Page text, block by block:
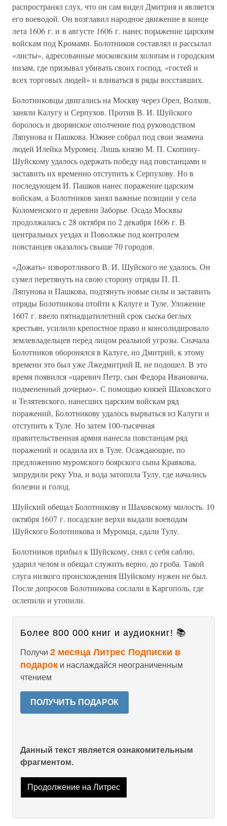
распространял слух, что он сам видел Дмитрия и является
его воеводой. Он возглавил народное движение в конце
лета 1606 г. и в августе 1606 г. нанес поражение царским
войскам под Кромами. Болотников составлял и рассылал
«листы», адресованные московским холопам и городским
низам, где призывал убивать своих господ, «гостей и
всех торговых людей» и вливаться в ряды восставших.
Болотниковцы двигались на Москву через Орел, Волхов,
заняли Калугу и Серпухов. Против В. И. Шуйского
боролось и дворянское ополчение под руководством
Ляпунова и Пашкова. Южнее собрал под свои знамена
людей Илейка Муромец. Лишь князю М. П. Скопину-
Шуйскому удалось одержать победу над повстанцами и
заставить их временно отступить к Серпухову. Но в
последующем И. Пашков нанес поражение царским
войскам, а Болотников занял важные позиции у села
Коломенского и деревни Заборье. Осада Москвы
продолжалась с 28 октября по 2 декабря 1606 г. В
центральных уездах и Поволжье под контролем
повстанцев оказалось свыше 70 городов.
«Дожать» изворотливого В. И. Шуйского не удалось. Он
сумел перетянуть на свою сторону отряды П. П.
Ляпунова и Пашкова, подтянуть новые силы и заставить
отряды Болотникова отойти к Калуге и Туле. Уложение
1607 г. ввело пятнадцатилетний срок сыска беглых
крестьян, усилило крепостное право и консолидировало
землевладельцев перед лицом реальной угрозы. Сначала
Болотников оборонялся в Калуге, но Дмитрий, к этому
времени это был уже Лжедмитрий II, не подошел. В это
время появился «царевич Петр, сын Федора Ивановича,
подмененный дочерью». С помощью князей Шаховского
и Телятевского, нанесших царским войскам ряд
поражений, Болотникову удалось вырваться из Калуги и
отступить к Туле. Но затем 100-тысячная
правительственная армия нанесла повстанцам ряд
поражений и осадила их в Туле. Осаждающие, по
предложению муромского боярского сына Кравкова,
запрудили реку Упа, и вода затопила Тулу, где начались
болезни и голод.
Шуйский обещал Болотникову и Шаховскому милость. 10
октября 1607 г. посадские верхи выдали воеводам
Шуйского Болотникова и Муромца, сдали Тулу.
Болотников прибыл к Шуйскому, снял с себя саблю,
ударил челом и обещал служить верно, до гроба. Такой
слуга низкого происхождения Шуйскому нужен не был.
После допросов Болотникова сослали в Каргополь, где
ослепили и утопили.
Более 800 000 книг и аудиокниг! 📚
Получи 2 месяца Литрес Подписки в
подарок и наслаждайся неограниченным
чтением
ПОЛУЧИТЬ ПОДАРОК
Данный текст является ознакомительным
фрагментом.
Продолжение на Литрес